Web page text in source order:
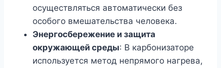
осуществляться автоматически без
особого вмешательства человека.
Энергосбережение и защита
окружающей среды: В карбонизаторе
используется метод непрямого нагрева,